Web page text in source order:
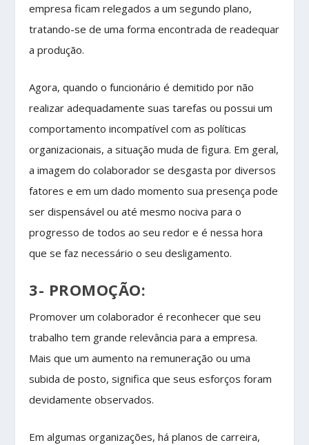
empresa ficam relegados a um segundo plano,
tratando-se de uma forma encontrada de readequar
a produção.
Agora, quando o funcionário é demitido por não
realizar adequadamente suas tarefas ou possui um
comportamento incompatível com as políticas
organizacionais, a situação muda de figura. Em geral,
a imagem do colaborador se desgasta por diversos
fatores e em um dado momento sua presença pode
ser dispensável ou até mesmo nociva para o
progresso de todos ao seu redor e é nessa hora
que se faz necessário o seu desligamento.
3- PROMOÇÃO:
Promover um colaborador é reconhecer que seu
trabalho tem grande relevância para a empresa.
Mais que um aumento na remuneração ou uma
subida de posto, significa que seus esforços foram
devidamente observados.
Em algumas organizações, há planos de carreira,